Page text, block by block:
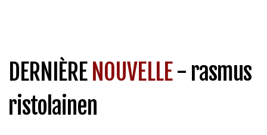
DERNIÈRENOUVELLE- rasmus
ristolainen